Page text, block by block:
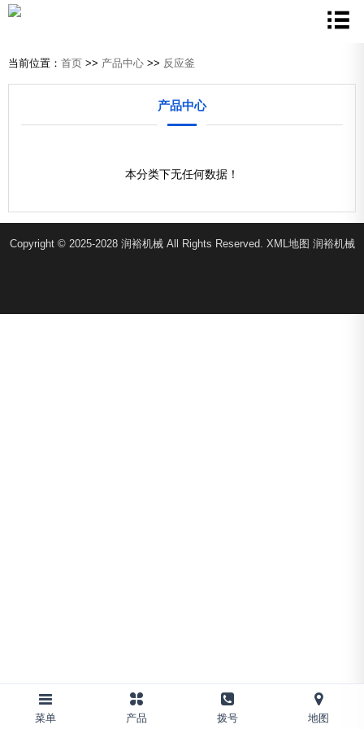
当前位置： 首页 >> 产品中心 >> 反应釜
产品中心
本分类下无任何数据！
Copyright © 2025-2028 润裕机械 All Rights Reserved. XML地图 润裕机械
菜单 产品 拨号 地图